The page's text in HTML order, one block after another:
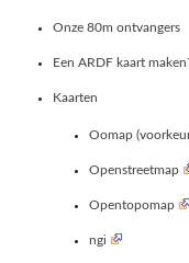
Onze 80m ontvangers
Een ARDF kaart
Kaarten
Oomap
Openstreetmap
Opentopomap
ngi